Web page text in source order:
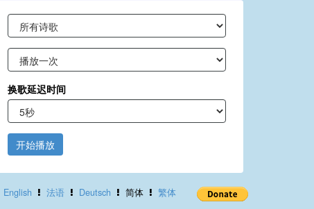
换歌延迟时间
开始播放
English 法语 Deutsch 简体 繁体